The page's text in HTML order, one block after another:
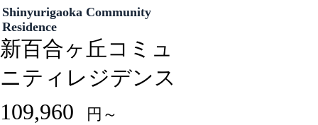
Shinyurigaoka Community
Residence
新百合ヶ丘コミュ
ニティレジデンス
109,960 円～